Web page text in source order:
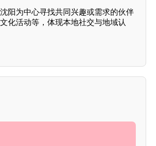
阳为中心寻找共同兴趣或需求的伙伴
化活动等，体现本地社交与地域认